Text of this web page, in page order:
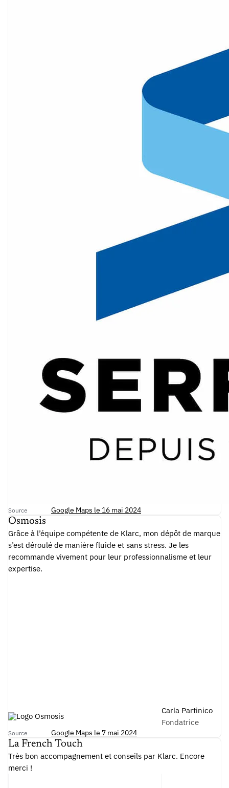
Source Google Maps le 16 mai 2024
Osmosis
Grâce à l’équipe compétente de Klarc, mon dépôt de marque
s’est déroulé de manière fluide et sans stress. Je les
recommande vivement pour leur professionnalisme et leur
expertise.
Carla Partinico
Fondatrice
Source Google Maps le 7 mai 2024
La French Touch
Très bon accompagnement et conseils par Klarc. Encore
merci !